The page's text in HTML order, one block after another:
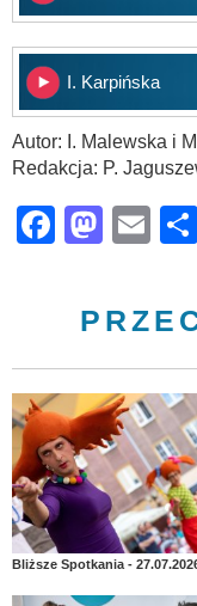
I. Karpińska
Autor: I. Malewska i
Redakcja: P.
Bliższe Spotkania -